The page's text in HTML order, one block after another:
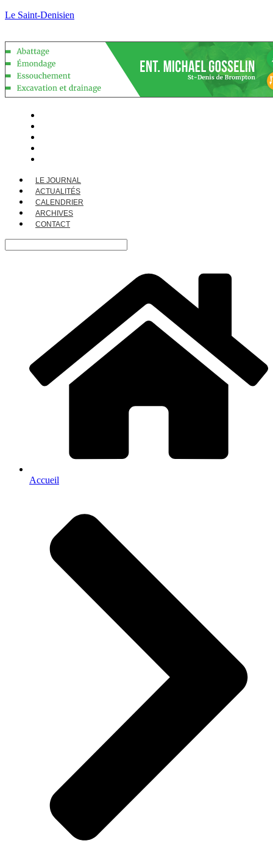
Le Saint-Denisien
LE JOURNAL
ACTUALITÉS
CALENDRIER
ARCHIVES
CONTACT
Accueil